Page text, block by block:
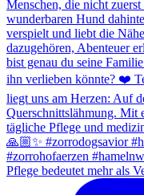
Pflege bedeutet mehr als